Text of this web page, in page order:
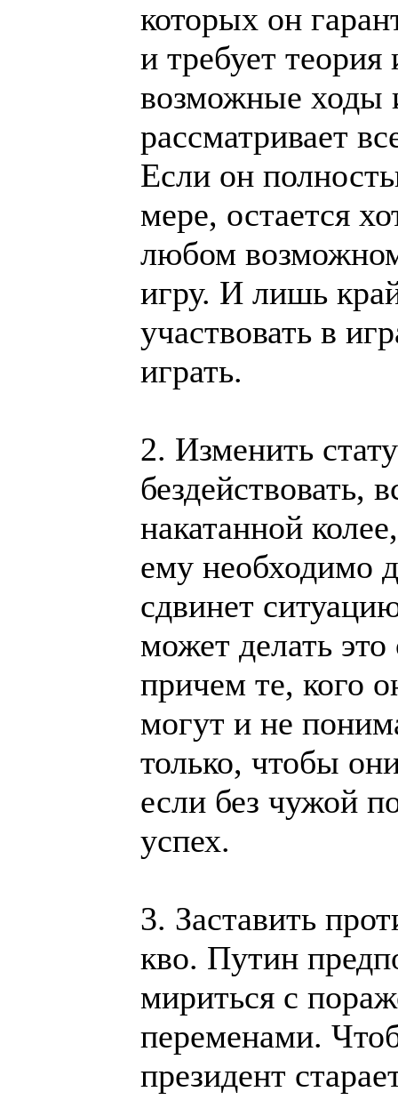
которых он
и требует
возможные ходы
рассматривает
Если он
мере, остается
любом возможном
игру. И лишь
участвовать в
играть.
2. Изменить
бездействовать,
накатанной
ему необходимо
сдвинет
может делать
причем те, кого
могут и не
только, чтобы
если без чужой
успех.
3. Заставить
кво. Путин
мириться с
переменами.
президент